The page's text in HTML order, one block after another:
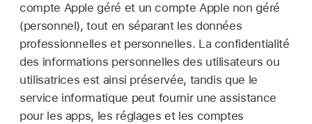
compte Apple géré et un compte Apple non géré
(personnel), tout en séparant les données
professionnelles et personnelles. La confidentialité
des informations personnelles des utilisateurs ou
utilisatrices est ainsi préservée, tandis que le
service informatique peut fournir une assistance
pour les apps, les réglages et les comptes